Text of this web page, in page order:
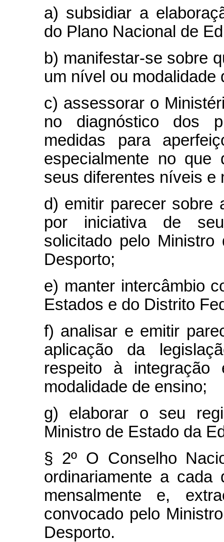
a) subsidiar a
do Plano Nacional de
b) manifestar-se sobre
um nível ou modalidade
c) assessorar o
no diagnóstico dos
medidas para
especialmente no que
seus diferentes níveis e
d) emitir parecer sobre
por iniciativa de
solicitado pelo
Desporto;
e) manter intercâmbio
Estados e do Distrito
f) analisar e emitir
aplicação da
respeito à
modalidade de ensino;
g) elaborar o seu
Ministro de Estado da
§ 2º O Conselho
ordinariamente a
mensalmente e,
convocado pelo
Desporto.